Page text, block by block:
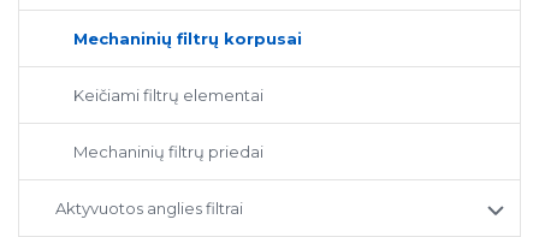
Mechaninių filtrų korpusai
Keičiami filtrų elementai
Mechaninių filtrų priedai
Aktyvuotos anglies filtrai